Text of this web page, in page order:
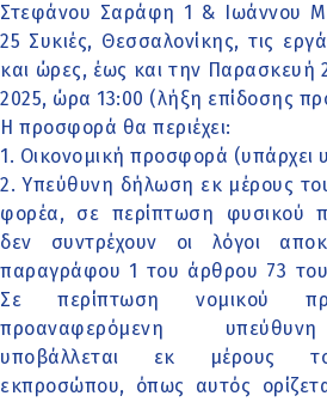
Στεφάνου Σαράφη 1 & Ιωάννου
25 Συκιές, Θεσσαλονίκης, τις
και ώρες, έως και την Παρασκευή
2025, ώρα 13:00 (λήξη επίδοσης
Η προσφορά θα περιέχει:
1. Οικονομική προσφορά (υπάρχει
2. Υπεύθυνη δήλωση εκ μέρους
φορέα, σε περίπτωση φυσικού
δεν συντρέχουν οι λόγοι
παραγράφου 1 του άρθρου 73
Σε περίπτωση νομικού
προαναφερόμενη
υποβάλλεται εκ μέρους
εκπροσώπου, όπως αυτός